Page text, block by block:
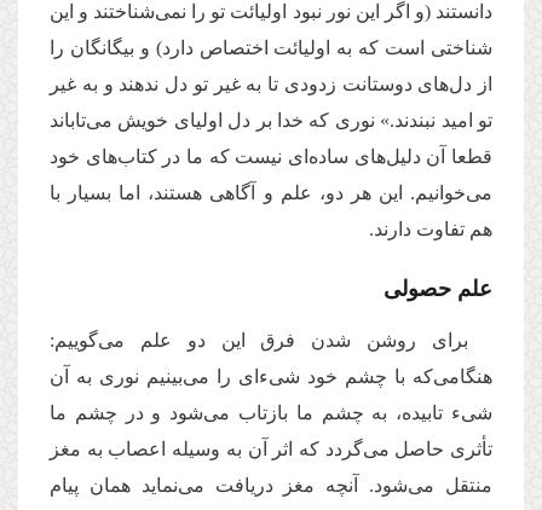
دانستند (و اگر این نور نبود اولیائت تو را نمی‌شناختند و این
شناختی است که به اولیائت اختصاص دارد) و بیگانگان را
از دل‌های دوستانت زدودی تا به غیر تو دل ندهند و به غیر
تو امید نبندند.» نوری که خدا بر دل اولیای خویش می‌تاباند
قطعا آن دلیل‌های ساده‌ای نیست که ما در کتاب‌های خود
می‌خوانیم. این هر دو، علم و آگاهی هستند، اما بسیار با
هم تفاوت دارند.
علم حصولی
برای روشن شدن فرق این دو علم می‌گوییم:
هنگامی‌که با چشم خود شیءای را می‌بینیم نوری به آن
شیء تابیده، به چشم ما بازتاب می‌شود و در چشم ما
تأثری حاصل می‌گردد که اثر آن به وسیله اعصاب به مغز
منتقل می‌شود. آنچه مغز دریافت می‌نماید همان پیام